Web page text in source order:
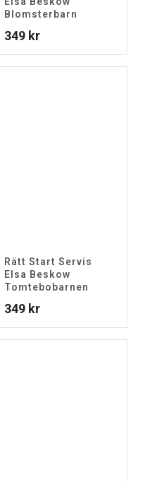
Blomsterbarn
349 kr
Rätt Start Servis
Elsa Beskow
Tomtebobarnen
349 kr